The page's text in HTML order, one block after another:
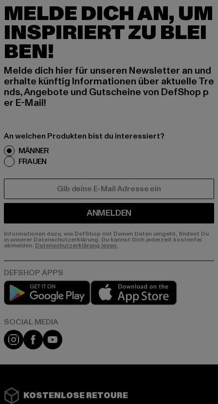
MELDE DICH AN, UM
INSPIRIERT ZU BLEI
BEN!
Melde dich hier für unseren Newsletter an und
erhalte künftig Informationen über aktuelle Tre
nds, Angebote und Gutscheine von DefShop p
er E-Mail!
An welchen Produkten bist du interessiert?
MÄNNER
FRAUEN
ANMELDEN
Informationen dazu, wie DefShop mit Deinen Daten umgeht, findest Du
in unserer Datenschutzerklärung. Du kannst Dich jederzeit kostenfei
abmelden. Datenschutzerklärung lesen.
Play market
Instagram
FacebookYouTube
KOSTENLOSE RETOURE